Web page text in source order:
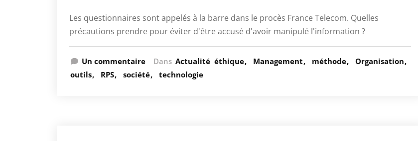
Les questionnaires sont appelés à la barre dans le procès France Telecom. Quelles
précautions prendre pour éviter d'être accusé d'avoir manipulé l'information ?
Un commentaire Dans Actualité éthique Management méthode
Organisation
outils
RPS société technologie